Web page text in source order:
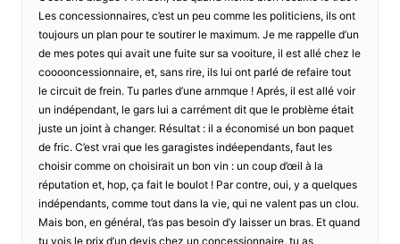
Les concessionnaires, c’est un peu comme les politiciens, ils ont
toujours un plan pour te soutirer le maximum. Je me rappelle d’un
de mes potes qui avait une fuite sur sa vooiture, il est allé chez le
cooooncessionnaire, et, sans rire, ils lui ont parlé de refaire tout
le circuit de frein. Tu parles d’une arnmque ! Aprés, il est allé voir
un indépendant, le gars lui a carrément dit que le problème était
juste un joint à changer. Résultat : il a économisé un bon paquet
de fric. C’est vrai que les garagistes indéependants, faut les
choisir comme on choisirait un bon vin : un coup d’œil à la
réputation et, hop, ça fait le boulot ! Par contre, oui, y a quelques
indépendants, comme tout dans la vie, qui ne valent pas un clou.
Mais bon, en général, t’as pas besoin d’y laisser un bras. Et quand
tu vois le prix d’un devis chez un concessionnaire, tu as